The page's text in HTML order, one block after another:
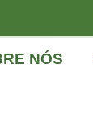
NÓS